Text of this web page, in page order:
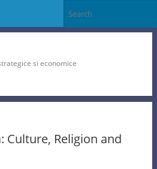
si economice
Culture, Religion and